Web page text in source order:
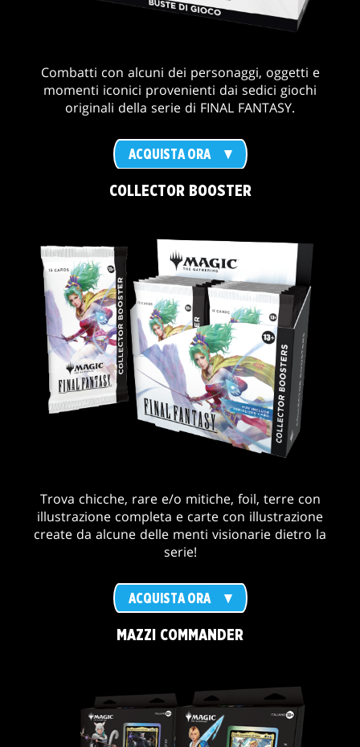
Combatti con alcuni dei personaggi, oggetti e
momenti iconici provenienti dai sedici giochi
originali della serie di FINAL FANTASY.
ACQUISTA ORA
COLLECTOR BOOSTER
Trova chicche, rare e/o mitiche, foil, terre con
illustrazione completa e carte con illustrazione
create da alcune delle menti visionarie dietro la
serie!
ACQUISTA ORA
MAZZI COMMANDER